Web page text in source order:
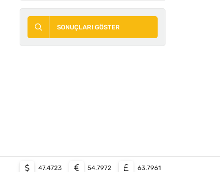
9+4
SONUÇLARI GÖSTER
47.4723 54.7972 63.7961